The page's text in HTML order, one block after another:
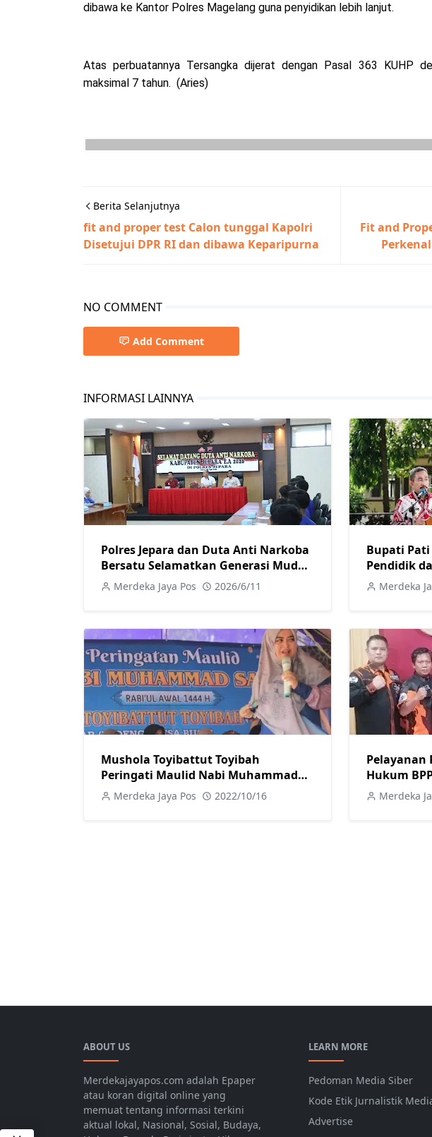
dibawa ke Kantor Polres Magelang guna penyidikan lebih lanjut.
Atas perbuatannya Tersangka dijerat dengan Pasal 363 KUHP
maksimal 7 tahun. (Aries)
Berita Selanjutnya
fit and proper test Calon tunggal Kapolri
Disetujui DPR RI dan dibawa Keparipurna
Fit and
NO COMMENT
Add Comment
INFORMASI LAINNYA
Polres Jepara dan Duta Anti Narkoba
Bersatu Selamatkan Generasi Muda
dari Bahaya Narkoba
Merdeka Jaya Pos 2026/6/11
Bupati
Pendidik
Rukunb
Merdeka
Mushola Toyibattut Toyibah
Peringati Maulid Nabi Muhammad
SAWMerdeka Jaya Pos 2022/10/16
Pelayanan
Hukum
Pancasila
Merdeka
ABOUT US
Merdekajayapos.com adalah Epaper
atau koran digital online yang
memuat tentang informasi terkini
aktual lokal, Nasional, Sosial, Budaya,
LEARN MORE
Pedoman Media Siber
Kode Etik Jurnalistik
Advertise